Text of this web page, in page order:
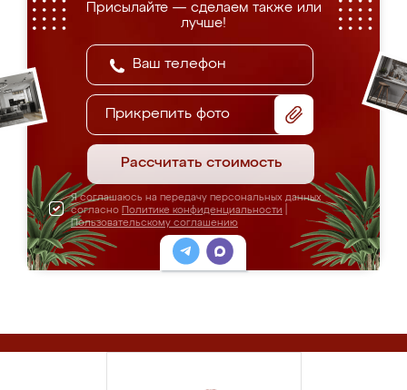
Присылайте — сделаем также или
лучше!
Прикрепить фото
Рассчитать стоимость
Я соглашаюсь на передачу персональных данных
согласно Политике конфиденциальности
Пользовательскому соглашению